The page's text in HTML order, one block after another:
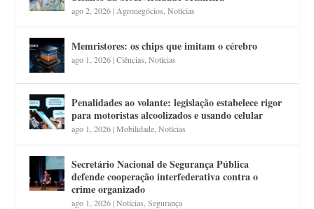
ago 2, 2026| Agronegócios ,Notícias
Memristores: os chips que imitam o cérebro
ago 1, 2026|Ciências ,Notícias
Penalidades ao volante: legislação estabelece rigor
para motoristas alcoolizados e usando celular
ago 1, 2026|Mobilidade ,Notícias
Secretário Nacional de Segurança Pública
defende cooperação interfederativa contra o
crime organizado
ago 1, 2026|Notícias ,Segurança